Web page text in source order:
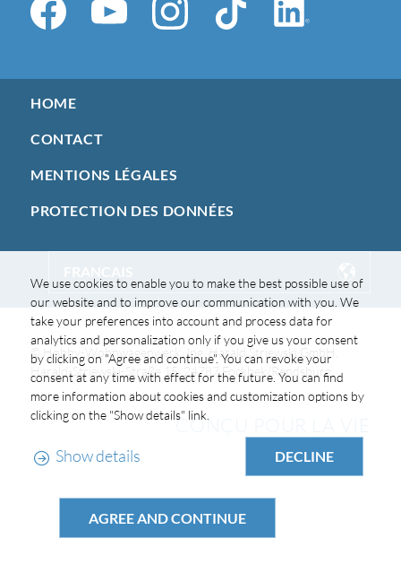
HOME
CONTACT
MENTIONS LÉGALES
PROTECTION DES DONNÉES
© Hobby-Wohnwagenwerk, Ing. Harald Striewski GmbH,
Harald-Striewski-Straße 15, 24787 Fockbek/Rendsburg
CONÇU POUR LA VIE
We use cookies to enable you to make the best possible use of
our website and to improve our communication with you. We
take your preferences into account and process data for
analytics and personalization only if you give us your consent
by clicking on "Agree and continue". You can revoke your
consent at any time with effect for the future. You can find
more information about cookies and customization options by
clicking on the "Show details" link.
Show details DECLINE
AGREE AND CONTINUE